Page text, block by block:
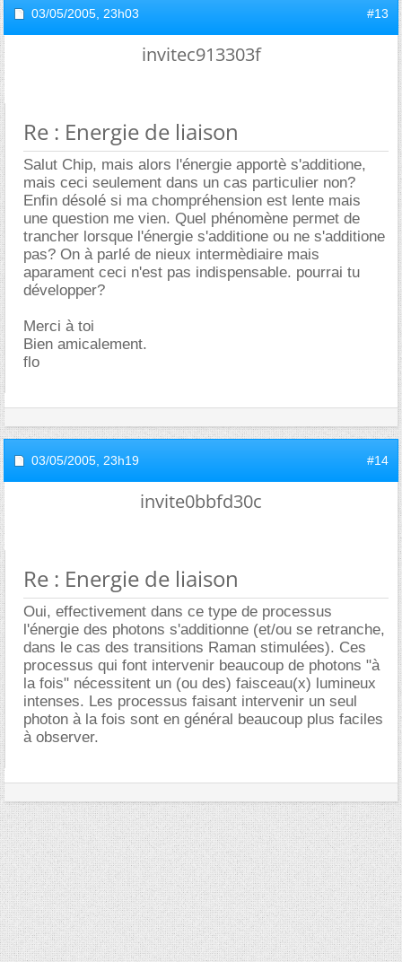
03/05/2005, 23h03 #13
invitec913303f
Re : Energie de liaison
Salut Chip, mais alors l'énergie apportè s'additione,
mais ceci seulement dans un cas particulier non?
Enfin désolé si ma chompréhension est lente mais
une question me vien. Quel phénomène permet de
trancher lorsque l'énergie s'additione ou ne s'additione
pas? On à parlé de nieux intermèdiaire mais
aparament ceci n'est pas indispensable. pourrai tu
développer?
Merci à toi
Bien amicalement.
flo
03/05/2005, 23h19 #14
invite0bbfd30c
Re : Energie de liaison
Oui, effectivement dans ce type de processus
l'énergie des photons s'additionne (et/ou se retranche,
dans le cas des transitions Raman stimulées). Ces
processus qui font intervenir beaucoup de photons "à
la fois" nécessitent un (ou des) faisceau(x) lumineux
intenses. Les processus faisant intervenir un seul
photon à la fois sont en général beaucoup plus faciles
à observer.